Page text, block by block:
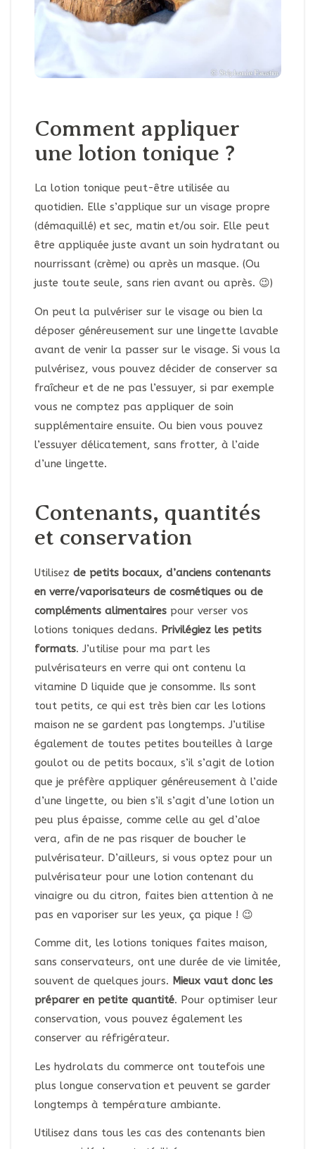
Comment appliquer
une lotion tonique ?
La lotion tonique peut-être utilisée au
quotidien. Elle s’applique sur un visage propre
(démaquillé) et sec, matin et/ou soir. Elle peut
être appliquée juste avant un soin hydratant ou
nourrissant (crème) ou après un masque. (Ou
juste toute seule, sans rien avant ou après. 😉)
On peut la pulvériser sur le visage ou bien la
déposer généreusement sur une lingette lavable
avant de venir la passer sur le visage. Si vous la
pulvérisez, vous pouvez décider de conserver sa
fraîcheur et de ne pas l’essuyer, si par exemple
vous ne comptez pas appliquer de soin
supplémentaire ensuite. Ou bien vous pouvez
l’essuyer délicatement, sans frotter, à l’aide
d’une lingette.
Contenants, quantités
et conservation
Utilisez de petits bocaux, d’anciens contenants
en verre/vaporisateurs de cosmétiques ou de
compléments alimentairespour verser vos
lotions toniques dedans. Privilégiez les petits
formats. J’utilise pour ma part les
pulvérisateurs en verre qui ont contenu la
vitamine D liquide que je consomme. Ils sont
tout petits, ce qui est très bien car les lotions
maison ne se gardent pas longtemps. J’utilise
également de toutes petites bouteilles à large
goulot ou de petits bocaux, s’il s’agit de lotion
que je préfère appliquer généreusement à l’aide
d’une lingette, ou bien s’il s’agit d’une lotion un
peu plus épaisse, comme celle au gel d’aloe
vera, afin de ne pas risquer de boucher le
pulvérisateur. D’ailleurs, si vous optez pour un
pulvérisateur pour une lotion contenant du
vinaigre ou du citron, faites bien attention à ne
pas en vaporiser sur les yeux, ça pique ! 😉
Comme dit, les lotions toniques faites maison,
sans conservateurs, ont une durée de vie limitée,
souvent de quelques jours. Mieux vaut donc les
préparer en petite quantité. Pour optimiser leur
conservation, vous pouvez également les
conserver au réfrigérateur.
Les hydrolats du commerce ont toutefois une
plus longue conservation et peuvent se garder
longtemps à température ambiante.
Utilisez dans tous les cas des contenants bien